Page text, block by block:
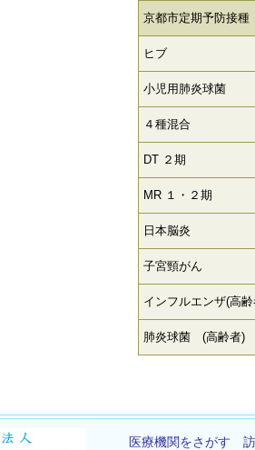
京都市定期予防接種
ヒブ
小児用肺炎球菌
４種混合
DT ２期
MR １・２期
日本脳炎
子宮頸がん
インフルエンザ(高齢
肺炎球菌 (高齢者)
医療機関をさがす